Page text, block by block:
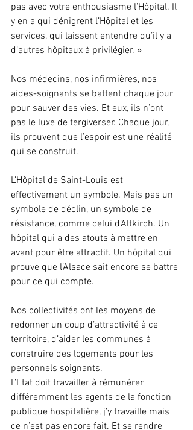
pas avec votre enthousiasme l’Hôpital. Il
y en a qui dénigrent l’Hôpital et les
services, qui laissent entendre qu’il y a
d’autres hôpitaux à privilégier. »
Nos médecins, nos infirmières, nos
aides-soignants se battent chaque jour
pour sauver des vies. Et eux, ils n’ont
pas le luxe de tergiverser. Chaque jour,
ils prouvent que l’espoir est une réalité
qui se construit.
L’Hôpital de Saint-Louis est
effectivement un symbole. Mais pas un
symbole de déclin, un symbole de
résistance, comme celui d’Altkirch. Un
hôpital qui a des atouts à mettre en
avant pour être attractif. Un hôpital qui
prouve que l’Alsace sait encore se battre
pour ce qui compte.
Nos collectivités ont les moyens de
redonner un coup d’attractivité à ce
territoire, d’aider les communes à
construire des logements pour les
personnels soignants.
L’Etat doit travailler à rémunérer
différemment les agents de la fonction
publique hospitalière, j’y travaille mais
ce n’est pas encore fait. Et se rendre